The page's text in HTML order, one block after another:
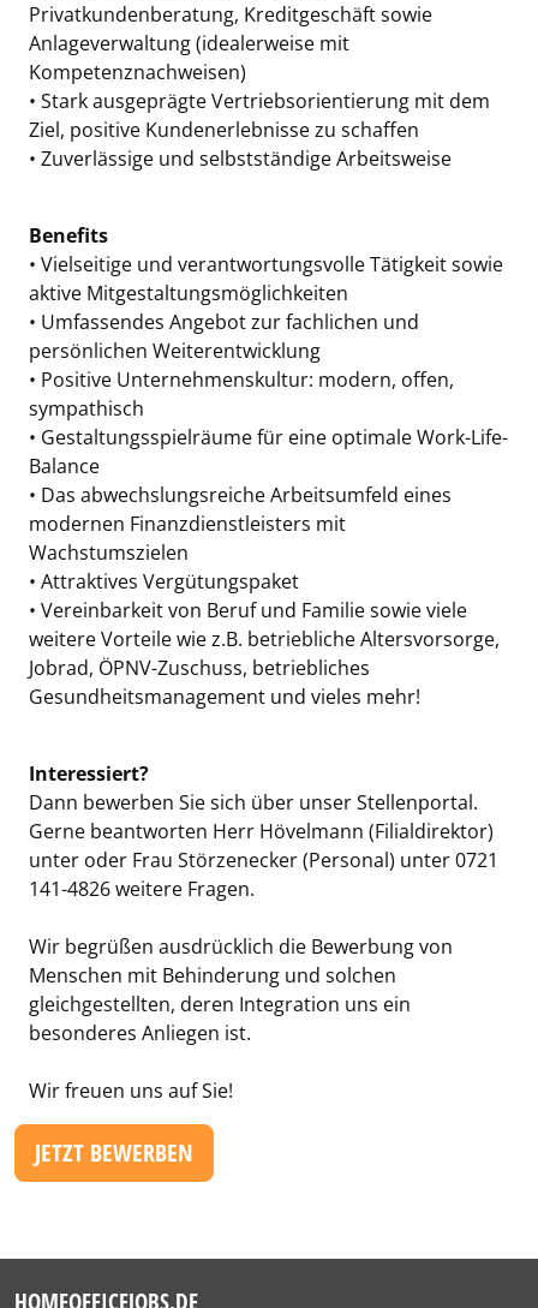
Privatkundenberatung, Kreditgeschäft sowie
Anlageverwaltung (idealerweise mit
Kompetenznachweisen)
• Stark ausgeprägte Vertriebsorientierung mit dem
Ziel, positive Kundenerlebnisse zu schaffen
• Zuverlässige und selbstständige Arbeitsweise
Benefits
• Vielseitige und verantwortungsvolle Tätigkeit sowie
aktive Mitgestaltungsmöglichkeiten
• Umfassendes Angebot zur fachlichen und
persönlichen Weiterentwicklung
• Positive Unternehmenskultur: modern, offen,
sympathisch
• Gestaltungsspielräume für eine optimale Work-Life-
Balance
• Das abwechslungsreiche Arbeitsumfeld eines
modernen Finanzdienstleisters mit
Wachstumszielen
• Attraktives Vergütungspaket
• Vereinbarkeit von Beruf und Familie sowie viele
weitere Vorteile wie z.B. betriebliche Altersvorsorge,
Jobrad, ÖPNV-Zuschuss, betriebliches
Gesundheitsmanagement und vieles mehr!
Interessiert?
Dann bewerben Sie sich über unser Stellenportal.
Gerne beantworten Herr Hövelmann (Filialdirektor)
unter oder Frau Störzenecker (Personal) unter 0721
141-4826 weitere Fragen.
Wir begrüßen ausdrücklich die Bewerbung von
Menschen mit Behinderung und solchen
gleichgestellten, deren Integration uns ein
besonderes Anliegen ist.
Wir freuen uns auf Sie!
JETZT BEWERBEN
HOMEOFFICEJOBS.DE